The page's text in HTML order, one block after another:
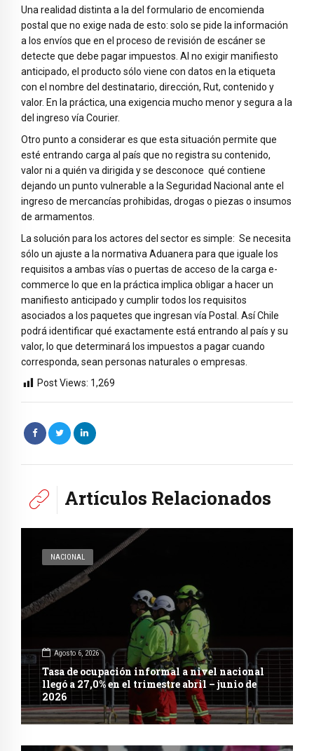
Una realidad distinta a la del formulario de encomienda
postal que no exige nada de esto: solo se pide la información
a los envíos que en el proceso de revisión de escáner se
detecte que debe pagar impuestos. Al no exigir manifiesto
anticipado, el producto sólo viene con datos en la etiqueta
con el nombre del destinatario, dirección, Rut, contenido y
valor. En la práctica, una exigencia mucho menor y segura a la
del ingreso vía Courier.
Otro punto a considerar es que esta situación permite que
esté entrando carga al país que no registra su contenido,
valor ni a quién va dirigida y se desconoce qué contiene
dejando un punto vulnerable a la Seguridad Nacional ante el
ingreso de mercancías prohibidas, drogas o piezas o insumos
de armamentos.
La solución para los actores del sector es simple: Se necesita
sólo un ajuste a la normativa Aduanera para que iguale los
requisitos a ambas vías o puertas de acceso de la carga e-
commerce lo que en la práctica implica obligar a hacer un
manifiesto anticipado y cumplir todos los requisitos
asociados a los paquetes que ingresan vía Postal. Así Chile
podrá identificar qué exactamente está entrando al país y su
valor, lo que determinará los impuestos a pagar cuando
corresponda, sean personas naturales o empresas.
Post Views: 1,269
Artículos Relacionados
NACIONAL
Agosto 6, 2026
Tasa de ocupación informal a nivel nacional
llegó a 27,0% en el trimestre abril – junio de
2026